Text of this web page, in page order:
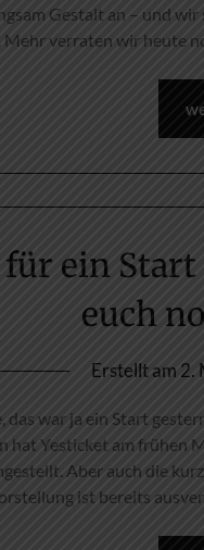
Gestalt an – und
verraten wir heute
für ein
euch
Erstellt am 2.
das war ja ein Start
hat Yesticket am frühen
Aber auch die
ist bereits